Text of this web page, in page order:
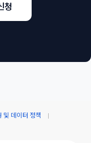
청
및 데이터 정책